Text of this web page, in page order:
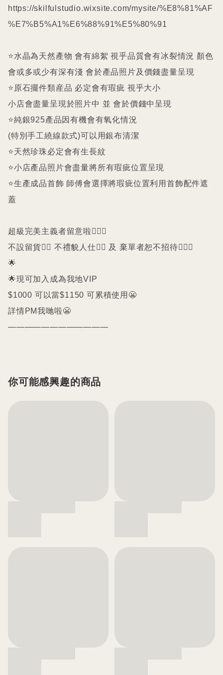
https://skilfulstudio.wixsite.com/mysite/%E8%81%AF
%E7%B5%A1%E6%88%91%E5%80%91
⭐️水晶為天然產物 會有綿絮 視乎品質會有冰裂情況 顏色
會或多或少有深有淺 會於產品照片及價錢盡量呈現
⭐️原石擺件類産品 必定會有瑕疵 視乎大小
小店會盡量呈現於照片中 並 會於價錢中呈現
⭐️純銀925產品因有機會有氧化情況
(特別手工繞線款式)可以用銀布清潔
⭐️天然珍珠必定會有生長紋
⭐️小店產品照片會盡量將所有瑕疵位置呈現
⭐️生產成品首飾 師傅會選擇將瑕疵位置利用首飾配件遮
蓋
超級完美主義者留意啦🙇🏻‍♀️
不設留貨🙅‍♀️ 不禮貌人仕🙅‍♀️ 及 棄單者恕不招待🙇🏻‍♀️
🌟
🌟現可加入成為我地VIP
$1000 可以當$1150 可累積使用😬
詳情PM我哋啦😬
————————————
你可能感興趣的商品